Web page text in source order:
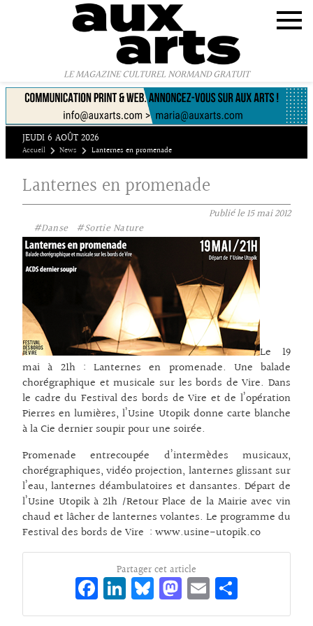
LE MAGAZINE CULTUREL NORMAND GRATUIT
JEUDI 6 AOÛT 2026
Accueil News Lanternes en promenade
Lanternes en promenade
Publié le15 mai 2012
#Danse
#Sortie Nature
Le 19
mai à 21h : Lanternes en promenade. Une balade
chorégraphique et musicale sur les bords de Vire. Dans
le cadre du Festival des bords de Vire et de l’opération
Pierres en lumières, l’Usine Utopik donne carte blanche
à la Cie dernier soupir pour une soirée.
Promenade entrecoupée d’intermèdes musicaux,
chorégraphiques, vidéo projection, lanternes glissant sur
l’eau, lanternes déambulatoires et dansantes. Départ de
l’Usine Utopik à 21h /Retour Place de la Mairie avec vin
chaud et lâcher de lanternes volantes. Le programme du
Festival des bords de Vire : www.usine-utopik.co
Partager cet article
Fa
ce
Li
n
Bl
ue
M
as
E
m rt
Panneau de gestion des cookies